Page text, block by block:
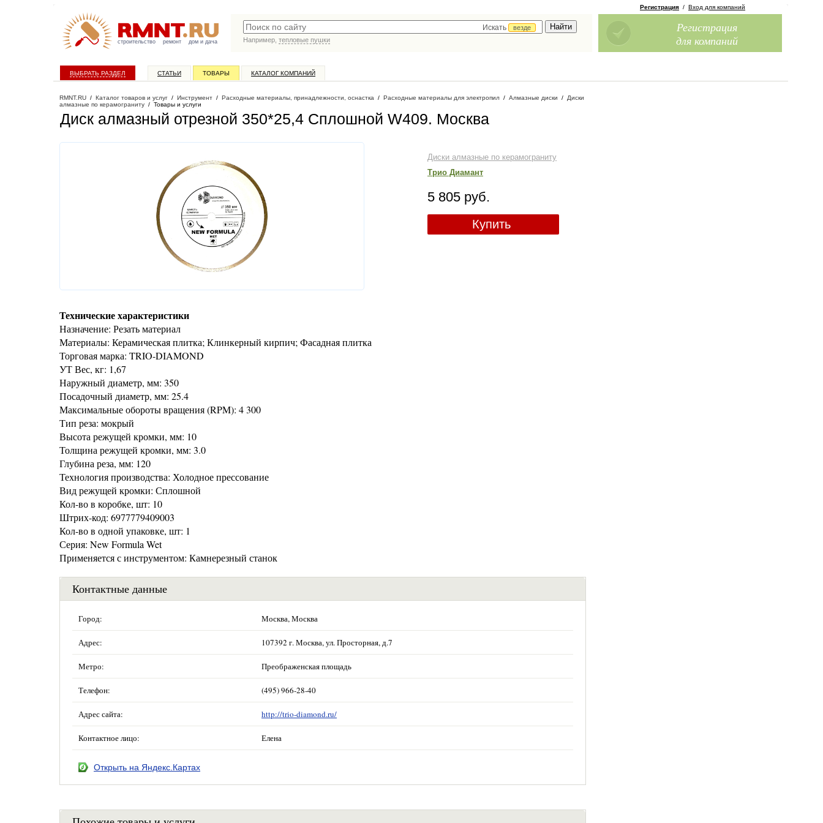
строительство ремонт дом и дача
Искать
везде
Например, тепловые пушки
Регистрация / Вход для компаний
Регистрация
для компаний
ВЫБРАТЬ РАЗДЕЛ СТАТЬИ ТОВАРЫ КАТАЛОГ КОМПАНИЙ
RMNT.RU / Каталог товаров и услуг / Инструмент / Расходные материалы, принадлежности, оснастка / Расходные материалы для электропил / Алмазные диски / Диски
алмазные по керамограниту / Товары и услуги
Диск алмазный отрезной 350*25,4 Сплошной W409. Москва
Диски алмазные по керамограниту
Трио Диамант
5 805 руб.
Купить
Технические характеристики
Назначение: Резать материал
Материалы: Керамическая плитка; Клинкерный кирпич; Фасадная плитка
Торговая марка: TRIO-DIAMOND
УТ Вес, кг: 1,67
Наружный диаметр, мм: 350
Посадочный диаметр, мм: 25.4
Максимальные обороты вращения (RPM): 4 300
Тип реза: мокрый
Высота режущей кромки, мм: 10
Толщина режущей кромки, мм: 3.0
Глубина реза, мм: 120
Технология производства: Холодное прессование
Вид режущей кромки: Сплошной
Кол-во в коробке, шт: 10
Штрих-код: 6977779409003
Кол-во в одной упаковке, шт: 1
Серия: New Formula Wet
Применяется с инструментом: Камнерезный станок
Контактные данные
Город: Москва, Москва
Адрес: 107392 г. Москва, ул. Просторная, д.7
Метро: Преображенская площадь
Телефон: (495) 966-28-40
Адрес сайта: http://trio-diamond.ru/
Контактное лицо: Елена
Открыть на Яндекс.Картах